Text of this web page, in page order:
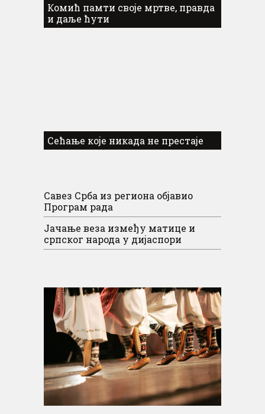
Комић памти своје мртве, правда
и даље ћути
Сећање које никада не престаје
Савез Срба из региона објавио
Програм рада
Јачање веза између матице и
српског народа у дијаспори